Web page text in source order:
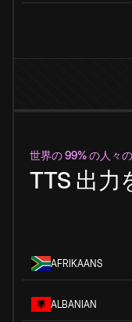
世界の 99% の人々
TTS 出力
AFRIKAANS
ALBANIAN